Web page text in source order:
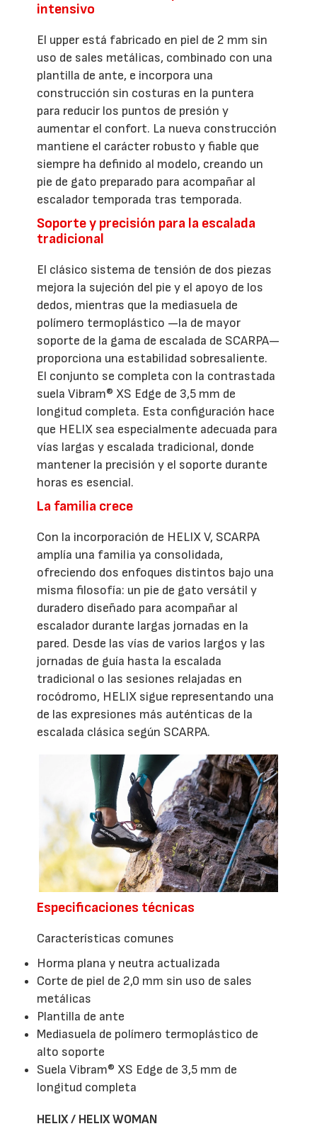
intensivo
El upper está fabricado en piel de 2 mm sin
uso de sales metálicas, combinado con una
plantilla de ante, e incorpora una
construcción sin costuras en la puntera
para reducir los puntos de presión y
aumentar el confort. La nueva construcción
mantiene el carácter robusto y fiable que
siempre ha definido al modelo, creando un
pie de gato preparado para acompañar al
escalador temporada tras temporada.
Soporte y precisión para la escalada
tradicional
El clásico sistema de tensión de dos piezas
mejora la sujeción del pie y el apoyo de los
dedos, mientras que la mediasuela de
polímero termoplástico —la de mayor
soporte de la gama de escalada de SCARPA—
proporciona una estabilidad sobresaliente.
El conjunto se completa con la contrastada
suela Vibram® XS Edge de 3,5 mm de
longitud completa. Esta configuración hace
que HELIX sea especialmente adecuada para
vías largas y escalada tradicional, donde
mantener la precisión y el soporte durante
horas es esencial.
La familia crece
Con la incorporación de HELIX V, SCARPA
amplía una familia ya consolidada,
ofreciendo dos enfoques distintos bajo una
misma filosofía: un pie de gato versátil y
duradero diseñado para acompañar al
escalador durante largas jornadas en la
pared. Desde las vías de varios largos y las
jornadas de guía hasta la escalada
tradicional o las sesiones relajadas en
rocódromo, HELIX sigue representando una
de las expresiones más auténticas de la
escalada clásica según SCARPA.
Especificaciones técnicas
Características comunes
Horma plana y neutra actualizada
Corte de piel de 2,0 mm sin uso de sales
metálicas
Plantilla de ante
Mediasuela de polímero termoplástico de
alto soporte
Suela Vibram® XS Edge de 3,5 mm de
longitud completa
HELIX / HELIX WOMAN